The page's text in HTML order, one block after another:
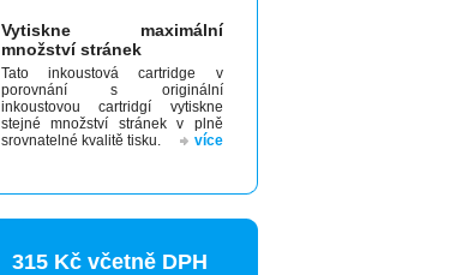
Vytiskne maximální
množství stránek
Tato inkoustová cartridge v
porovnání s originální
inkoustovou cartridgí vytiskne
stejné množství stránek v plně
srovnatelné kvalitě tisku.
více
315 Kč včetně DPH